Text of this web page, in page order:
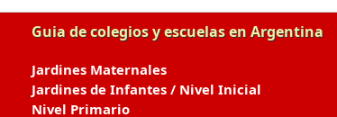
Guia de colegios y escuelas en Argentina
Jardines Maternales
Jardines de Infantes / Nivel Inicial
Nivel Primario